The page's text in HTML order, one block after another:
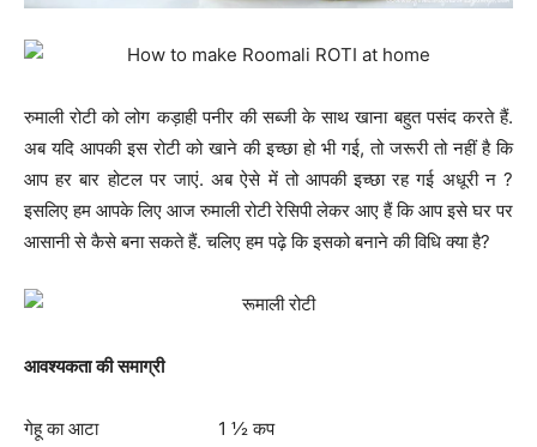
रुमाली रोटी को लोग कड़ाही पनीर की सब्जी के साथ खाना बहुत पसंद करते हैं.
अब यदि आपकी इस रोटी को खाने की इच्छा हो भी गई, तो जरूरी तो नहीं है कि
आप हर बार होटल पर जाएं. अब ऐसे में तो आपकी इच्छा रह गई अधूरी न ?
इसलिए हम आपके लिए आज रुमाली रोटी रेसिपी लेकर आए हैं कि आप इसे घर पर
आसानी से कैसे बना सकते हैं. चलिए हम पढ़े कि इसको बनाने की विधि क्या है?
आवश्यकता की समाग्री
गेहू का आटा 1 ½ कप